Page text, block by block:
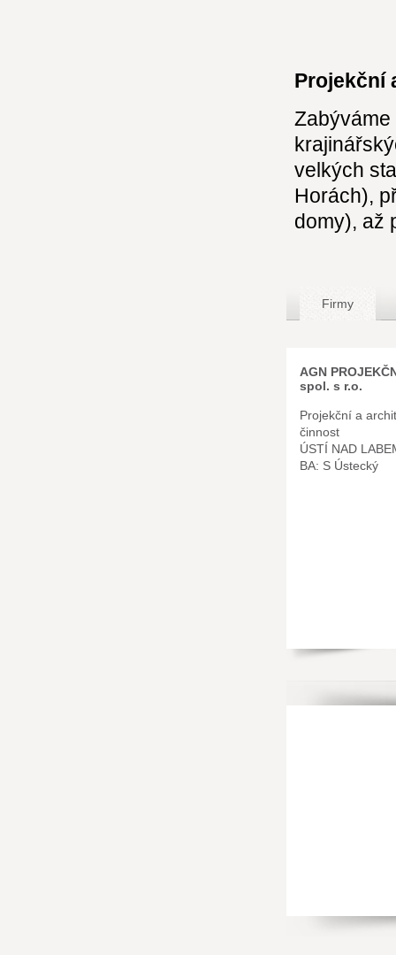
Projekční
velkých
Horách),
domy), až
Firmy
AGN
spol. s r.o.
Projekční a
činnost
ÚSTÍ NAD
BA: S Ústecký